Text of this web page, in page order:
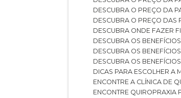
DESCUBRA O PREÇO DA
DESCUBRA O PREÇO
DESCUBRA ONDE FAZER
DESCUBRA OS
DESCUBRA OS
DESCUBRA OS
DICAS PARA ESCOLHER
ENCONTRE A CLÍNICA DE
ENCONTRE QUIROPRAXIA